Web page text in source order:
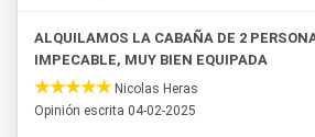
En resumen,Cabañas del Río Azules
para disfrutar de una escapada a la
combinando serenidad, privacidad y
necesarias para una experiencia
ALQUILAMOS LA CABAÑA DE 2
IMPECABLE, MUY BIEN EQUIPADA
Nicolas Heras
Opinión escrita 04-02-2025